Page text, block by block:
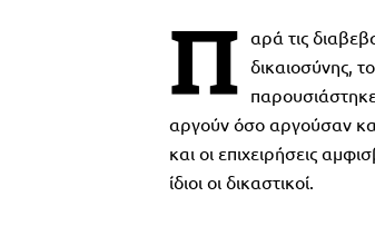
Π αρά τις
δικαιοσύνης,
αργούν όσο αργούσαν και
και οι επιχειρήσεις
ίδιοι οι δικαστικοί.